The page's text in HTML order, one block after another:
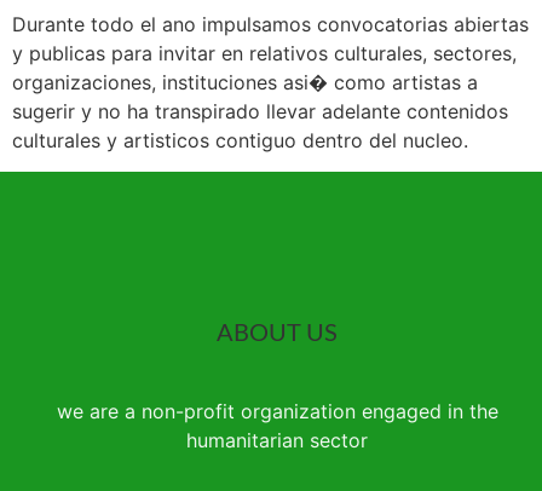
Durante todo el ano impulsamos convocatorias abiertas
y publicas para invitar en relativos culturales, sectores,
organizaciones, instituciones asi� como artistas a
sugerir y no ha transpirado llevar adelante contenidos
culturales y artisticos contiguo dentro del nucleo.
ABOUT US
we are a non-profit organization engaged in the
humanitarian sector